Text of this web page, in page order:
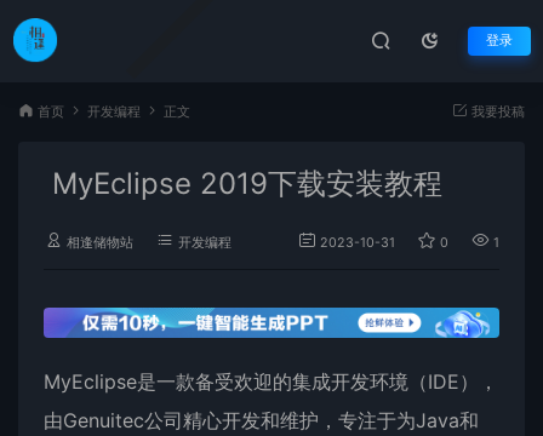
登录
首页 开发编程 正文 我要投稿
MyEclipse 2019下载安装教程
相逢储物站 开发编程 2023-10-31 0 1,738
MyEclipse是一款备受欢迎的集成开发环境（IDE），
由Genuitec公司精心开发和维护，专注于为Java和